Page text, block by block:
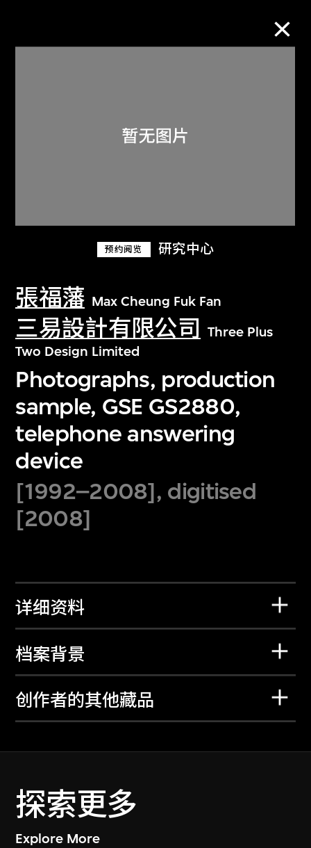
预约阅览 研究中心
張福藩 Max Cheung Fuk Fan
三易設計有限公司
Three Plus
Two Design Limited
Photographs, production
sample, GSE GS2880,
telephone answering
device
[1992–2008], digitised
[2008]
详细资料
档案背景
创作者的其他藏品
探索更多
Explore More
关于M+藏品
探索世界顶级的二十及二十一世纪视觉
文化藏品。